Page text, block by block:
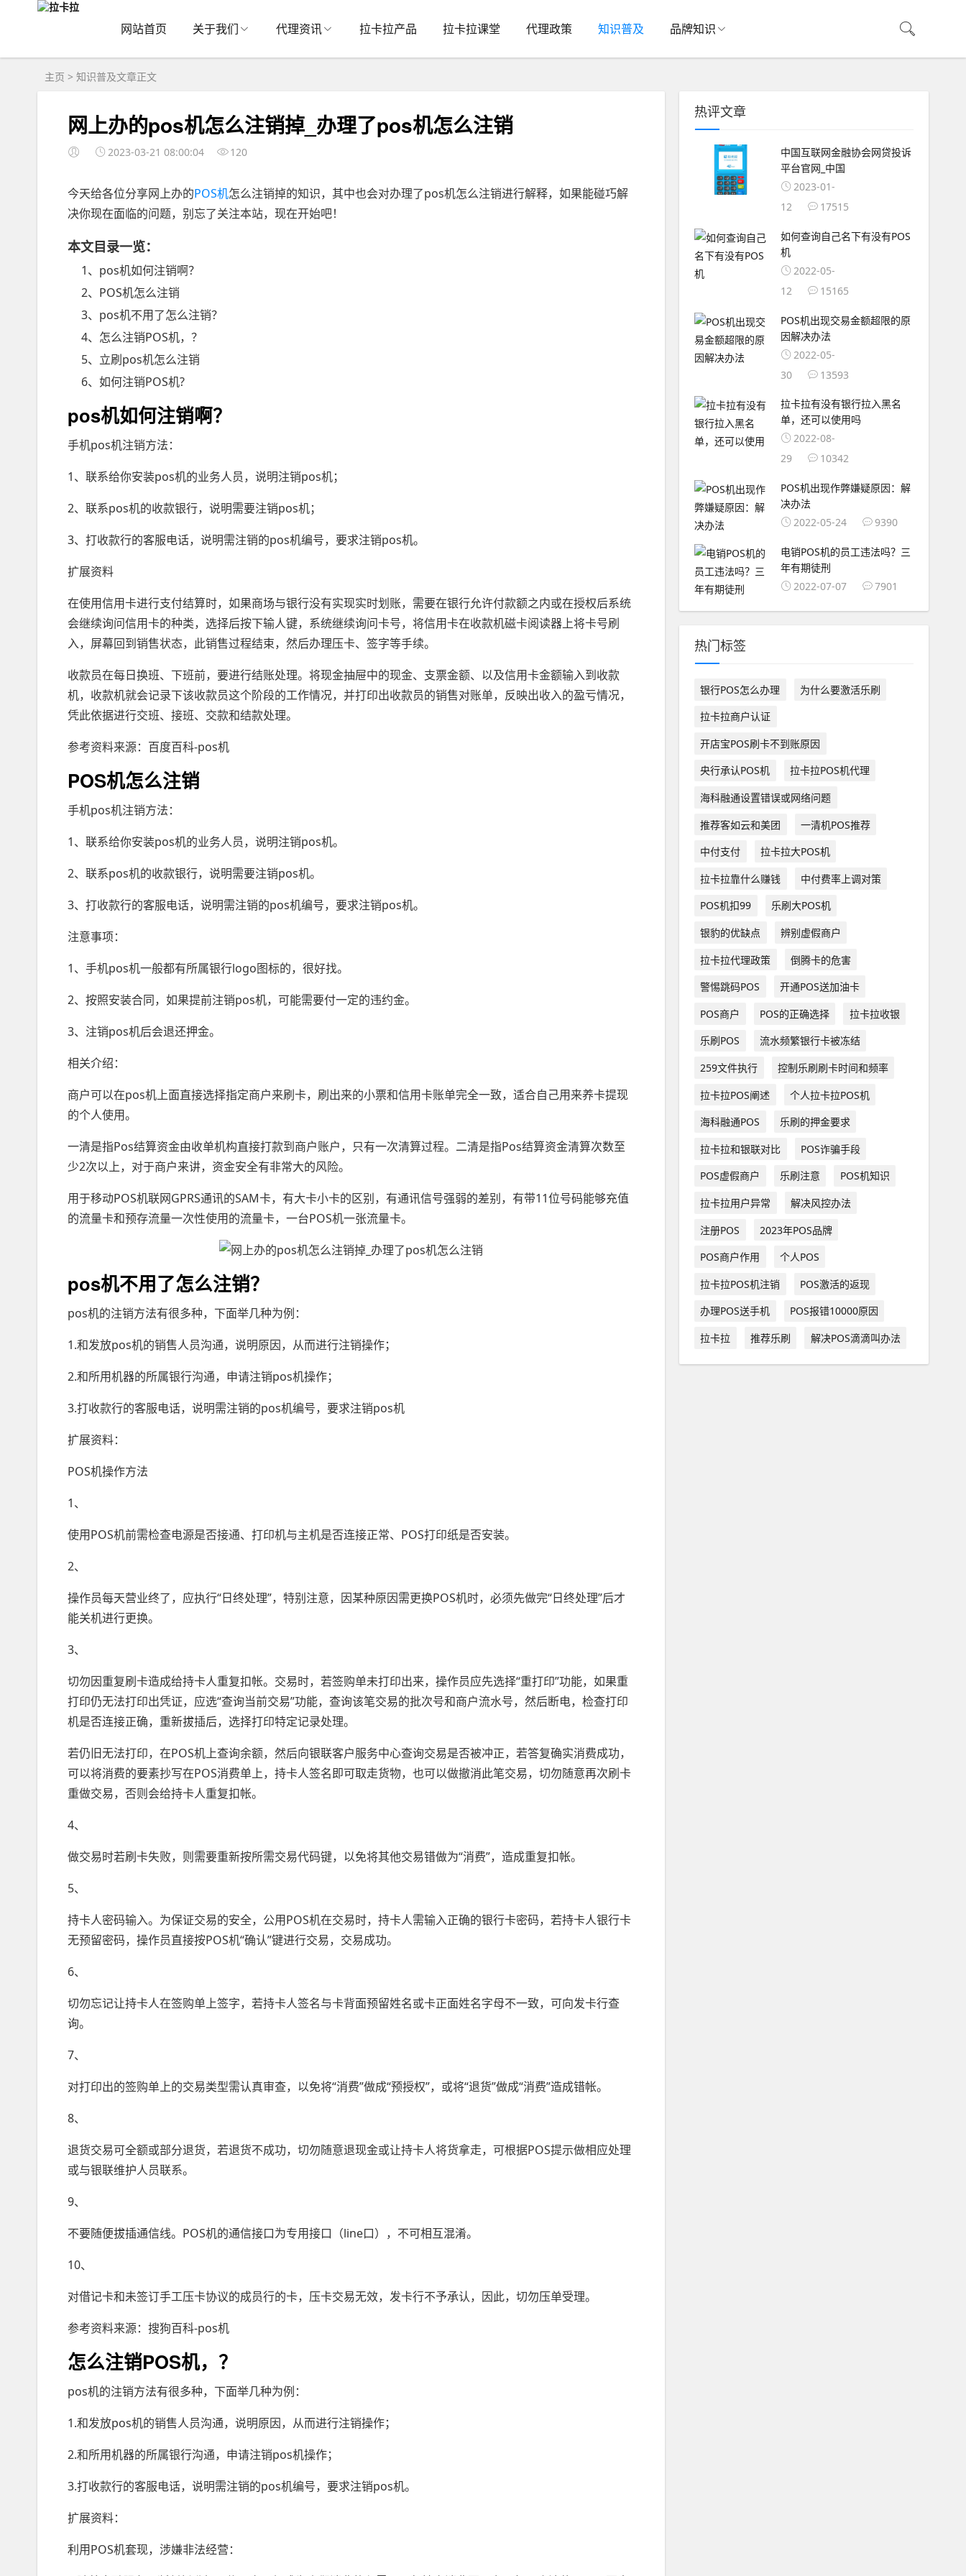
网站首页 关于我们 代理资讯 拉卡拉产品 拉卡拉课堂 代理政策 知识普及 品牌知识
主页 > 知识普及文章正文
网上办的pos机怎么注销掉_办理了pos机怎么注销
2023-03-21 08:00:04 120
今天给各位分享网上办的POS机怎么注销掉的知识，其中也会对办理了pos机怎么注销进行解释，如果能碰巧解
决你现在面临的问题，别忘了关注本站，现在开始吧！
本文目录一览：
1、pos机如何注销啊？
2、POS机怎么注销
3、pos机不用了怎么注销？
4、怎么注销POS机，？
5、立刷pos机怎么注销
6、如何注销POS机?
pos机如何注销啊？
手机pos机注销方法：
1、联系给你安装pos机的业务人员，说明注销pos机；
2、联系pos机的收款银行，说明需要注销pos机；
3、打收款行的客服电话，说明需注销的pos机编号，要求注销pos机。
扩展资料
在使用信用卡进行支付结算时，如果商场与银行没有实现实时划账，需要在银行允许付款额之内或在授权后系统
会继续询问信用卡的种类，选择后按下输人键，系统继续询问卡号，将信用卡在收款机磁卡阅读器上将卡号刷
入，屏幕回到销售状态，此销售过程结束，然后办理压卡、签字等手续。
收款员在每日换班、下班前，要进行结账处理。将现金抽屉中的现金、支票金额、以及信用卡金额输入到收款
机，收款机就会记录下该收款员这个阶段的工作情况，并打印出收款员的销售对账单，反映出收入的盈亏情况，
凭此依据进行交班、接班、交款和结款处理。
参考资料来源：百度百科-pos机
POS机怎么注销
手机pos机注销方法：
1、联系给你安装pos机的业务人员，说明注销pos机。
2、联系pos机的收款银行，说明需要注销pos机。
3、打收款行的客服电话，说明需注销的pos机编号，要求注销pos机。
注意事项：
1、手机pos机一般都有所属银行logo图标的，很好找。
2、按照安装合同，如果提前注销pos机，可能需要付一定的违约金。
3、注销pos机后会退还押金。
相关介绍：
商户可以在pos机上面直接选择指定商户来刷卡，刷出来的小票和信用卡账单完全一致，适合自己用来养卡提现
的个人使用。
一清是指Pos结算资金由收单机构直接打款到商户账户，只有一次清算过程。二清是指Pos结算资金清算次数至
少2次以上，对于商户来讲，资金安全有非常大的风险。
用于移动POS机联网GPRS通讯的SAM卡，有大卡小卡的区别，有通讯信号强弱的差别，有带11位号码能够充值
的流量卡和预存流量一次性使用的流量卡，一台POS机一张流量卡。
pos机不用了怎么注销？
pos机的注销方法有很多种，下面举几种为例：
1.和发放pos机的销售人员沟通，说明原因，从而进行注销操作；
2.和所用机器的所属银行沟通，申请注销pos机操作；
3.打收款行的客服电话，说明需注销的pos机编号，要求注销pos机
扩展资料：
POS机操作方法
1、
使用POS机前需检查电源是否接通、打印机与主机是否连接正常、POS打印纸是否安装。
2、
操作员每天营业终了，应执行“日终处理”，特别注意，因某种原因需更换POS机时，必须先做完“日终处理”后才
能关机进行更换。
3、
切勿因重复刷卡造成给持卡人重复扣帐。交易时，若签购单未打印出来，操作员应先选择“重打印”功能，如果重
打印仍无法打印出凭证，应选“查询当前交易”功能，查询该笔交易的批次号和商户流水号，然后断电，检查打印
机是否连接正确，重新拔插后，选择打印特定记录处理。
若仍旧无法打印，在POS机上查询余额，然后向银联客户服务中心查询交易是否被冲正，若答复确实消费成功，
可以将消费的要素抄写在POS消费单上，持卡人签名即可取走货物，也可以做撤消此笔交易，切勿随意再次刷卡
重做交易，否则会给持卡人重复扣帐。
4、
做交易时若刷卡失败，则需要重新按所需交易代码键，以免将其他交易错做为“消费”，造成重复扣帐。
5、
持卡人密码输入。为保证交易的安全，公用POS机在交易时，持卡人需输入正确的银行卡密码，若持卡人银行卡
无预留密码，操作员直接按POS机“确认”键进行交易，交易成功。
6、
切勿忘记让持卡人在签购单上签字，若持卡人签名与卡背面预留姓名或卡正面姓名字母不一致，可向发卡行查
询。
7、
对打印出的签购单上的交易类型需认真审查，以免将“消费”做成“预授权”，或将“退货”做成“消费”造成错帐。
8、
退货交易可全额或部分退货，若退货不成功，切勿随意退现金或让持卡人将货拿走，可根据POS提示做相应处理
或与银联维护人员联系。
9、
不要随便拔插通信线。POS机的通信接口为专用接口（line口），不可相互混淆。
10、
对借记卡和未签订手工压卡协议的成员行的卡，压卡交易无效，发卡行不予承认，因此，切勿压单受理。
参考资料来源：搜狗百科-pos机
怎么注销POS机，？
pos机的注销方法有很多种，下面举几种为例：
1.和发放pos机的销售人员沟通，说明原因，从而进行注销操作；
2.和所用机器的所属银行沟通，申请注销pos机操作；
3.打收款行的客服电话，说明需注销的pos机编号，要求注销pos机。
扩展资料：
利用POS机套现，涉嫌非法经营：
热评文章
中国互联网金融协会网贷投诉
平台官网_中国
2023-01-
12
17515
如何查询自己名下有没有POS
机
2022-05-
12
15165
POS机出现交易金额超限的原
因解决办法
2022-05-
30
13593
拉卡拉有没有银行拉入黑名
单，还可以使用吗
2022-08-
29
10342
POS机出现作弊嫌疑原因：解
决办法
2022-05-24
9390
电销POS机的员工违法吗？三
年有期徒刑
2022-07-07
7901
热门标签
银行POS怎么办理
为什么要激活乐刷
拉卡拉商户认证
开店宝POS刷卡不到账原因
央行承认POS机
拉卡拉POS机代理
海科融通设置错误或网络问题
推荐客如云和美团
一清机POS推荐
中付支付
拉卡拉大POS机
拉卡拉靠什么赚钱
中付费率上调对策
POS机扣99
乐刷大POS机
银豹的优缺点
辨别虚假商户
拉卡拉代理政策
倒腾卡的危害
警惕跳码POS
开通POS送加油卡
POS商户
POS的正确选择
拉卡拉收银
乐刷POS
流水频繁银行卡被冻结
259文件执行
控制乐刷刷卡时间和频率
拉卡拉POS阐述
个人拉卡拉POS机
海科融通POS
乐刷的押金要求
拉卡拉和银联对比
POS诈骗手段
POS虚假商户
乐刷注意
POS机知识
拉卡拉用户异常
解决风控办法
注册POS
2023年POS品牌
POS商户作用
个人POS
拉卡拉POS机注销
POS激活的返现
办理POS送手机
POS报错10000原因
拉卡拉
推荐乐刷 解决POS滴滴叫办法